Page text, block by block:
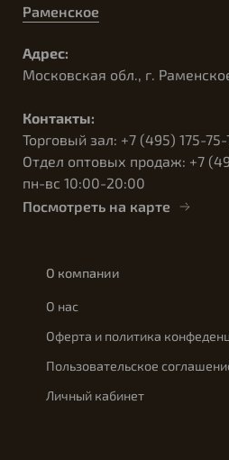
Раменское
Адрес:
Московская обл., г.
Контакты:
Торговый зал: +7 (495) 175-75-
Отдел оптовых продаж: +7
пн-вс 10:00-20:00
Посмотреть на карте
О компании
О нас
Оферта и политика
Пользовательское
Личный кабинет